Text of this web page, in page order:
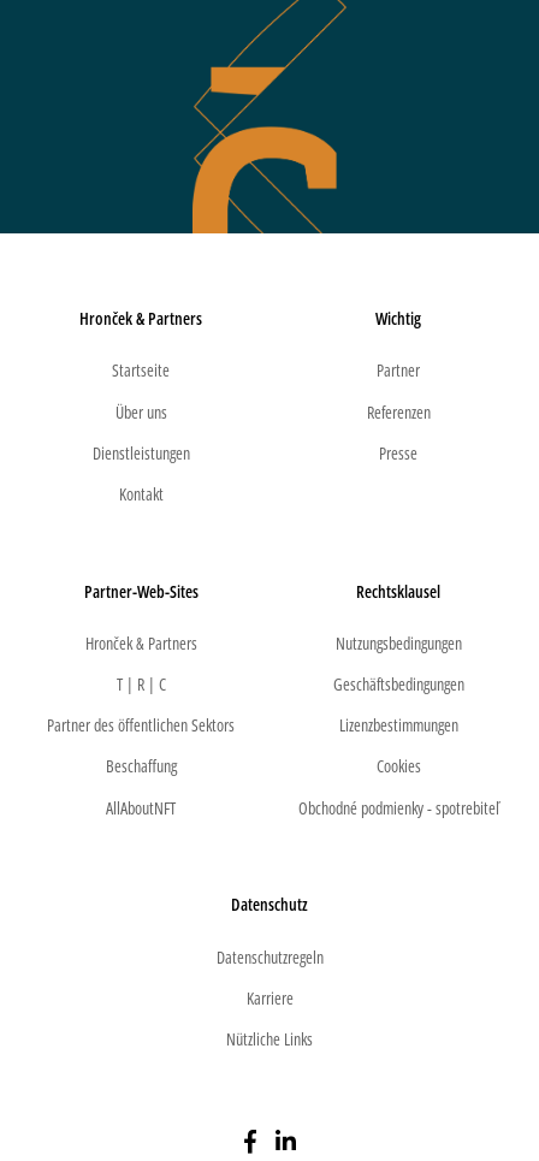
Hronček & Partners
Startseite
Über uns
Dienstleistungen
Kontakt
Wichtig
Partner
Referenzen
Presse
Partner-Web-Sites
Hronček & Partners
T | R | C
Partner des öffentlichen Sektors
Beschaffung
AllAboutNFT
Rechtsklausel
Nutzungsbedingungen
Geschäftsbedingungen
Lizenzbestimmungen
Cookies
Obchodné podmienky - spotrebiteľ
Datenschutz
Datenschutzregeln
Karriere
Nützliche Links